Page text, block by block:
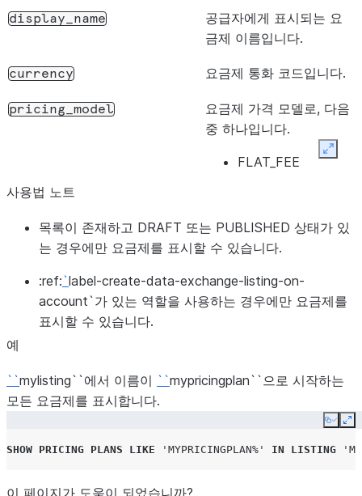
display_name
공급자에게 표시되는 요
금제 이름입니다.
currency 요금제 통화 코드입니다.
pricing_model
요금제 가격 모델로, 다음
중 하나입니다.
FLAT_FEE
usage_details
요금제 사용량 세부 정보
입니다.
base_fee 요금제 기본 요금입니다.
billing_duration_months
sales_motion
요금제 판매 방법으로, 다
사용법 노트
목록이 존재하고 DRAFT 또는 PUBLISHED 상태가 있
는 경우에만 요금제를 표시할 수 있습니다.
:ref:`label-create-data-exchange-listing-on-
account`가 있는 역할을 사용하는 경우에만 요금제를
표시할 수 있습니다.
예
``mylisting``에서 이름이 ``mypricingplan``으로 시작하는
모든 요금제를 표시합니다.
Copy
SHOW PRICING PLANS LIKE 'MYPRICINGPLAN%' IN LISTING
이 페이지가 도움이 되었습니까?